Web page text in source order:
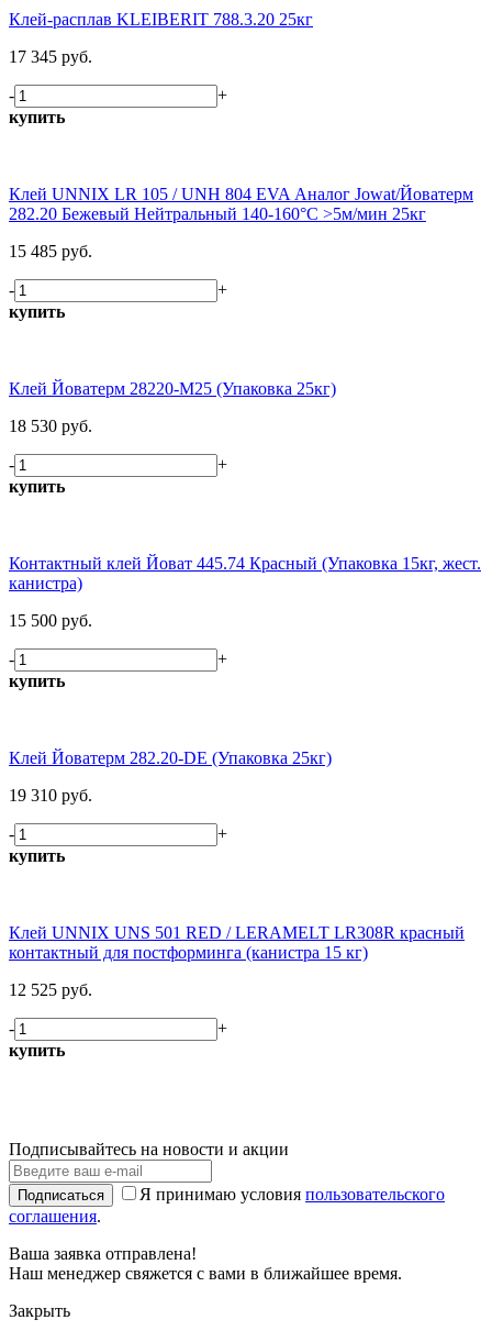
Клей-расплав KLEIBERIT 788.3.20 25кг
17 345 руб.
-
+
купить
Клей UNNIX LR 105 / UNH 804 EVA Аналог Jowat/Йоватерм
282.20 Бежевый Нейтральный 140-160°С >5м/мин 25кг
15 485 руб.
-
+
купить
Клей Йоватерм 28220-М25 (Упаковка 25кг)
18 530 руб.
-
+
купить
Контактный клей Йоват 445.74 Красный (Упаковка 15кг, жест.
канистра)
15 500 руб.
-
+
купить
Клей Йоватерм 282.20-DE (Упаковка 25кг)
19 310 руб.
-
+
купить
Клей UNNIX UNS 501 RED / LERAMELT LR308R красный
контактный для постформинга (канистра 15 кг)
12 525 руб.
-
+
купить
Подписывайтесь на новости и акции
Подписаться Я принимаю условия пользовательского
соглашения.
Ваша заявка отправлена!
Наш менеджер свяжется с вами в ближайшее время.
Закрыть